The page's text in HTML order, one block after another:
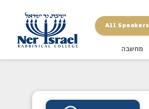
All Speakers
מחשבה